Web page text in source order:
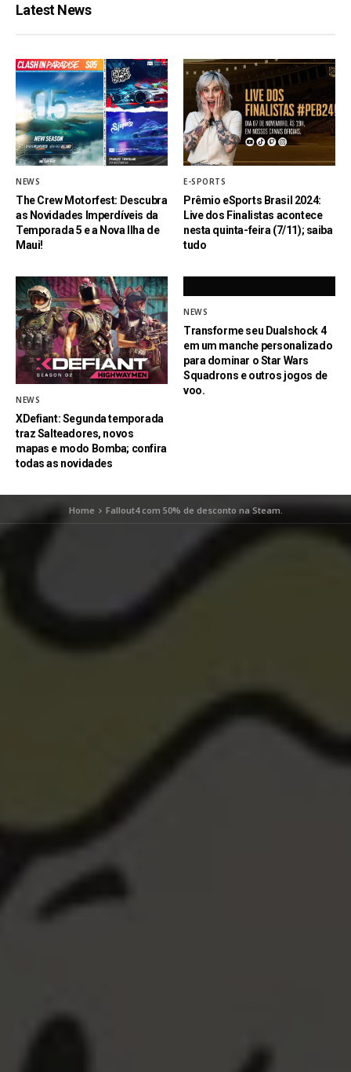
Latest News
NEWS
The Crew Motorfest: Descubra
as Novidades Imperdíveis da
Temporada 5 e a Nova Ilha de
Maui!
E-SPORTS
Prêmio eSports Brasil 2024:
Live dos Finalistas acontece
nesta quinta-feira (7/11); saiba
tudo
NEWS
XDefiant: Segunda temporada
traz Salteadores, novos
mapas e modo Bomba; confira
todas as novidades
NEWS
Transforme seu Dualshock 4
em um manche personalizado
para dominar o Star Wars
Squadrons e outros jogos de
voo.
Home Fallout4 com 50% de desconto na Steam.